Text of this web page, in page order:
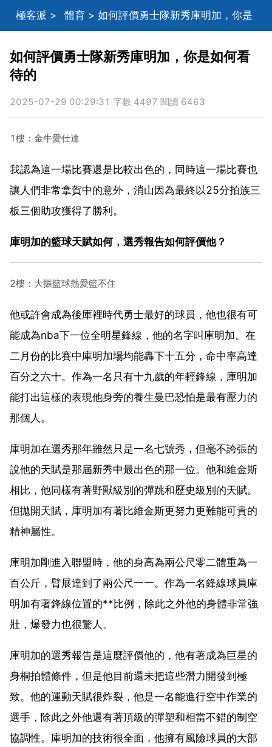
極客派 > 體育 > 如何評價勇士隊新秀庫明加，你是
如何評價勇士隊新秀庫明加，你是如何看
待的
2025-07-29 00:29:31 字數 4497 閱讀 6463
1樓：金牛愛仕達
我認為這一場比賽還是比較出色的，同時這一場比賽也
讓人們非常拿賀中的意外，消山因為最終以25分拍族三
板三個助攻獲得了勝利。
庫明加的籃球天賦如何，選秀報告如何評價他？
2樓：大振籃球熱愛籃不住
他或許會成為後庫裡時代勇士最好的球員，他也很有可
能成為nba下一位全明星鋒線，他的名字叫庫明加。在
二月份的比賽中庫明加場均能轟下十五分，命中率高達
百分之六十。作為一名只有十九歲的年輕鋒線，庫明加
能打出這樣的表現他身旁的養生曼巴恐怕是最有壓力的
那個人。
庫明加在選秀那年雖然只是一名七號秀，但毫不誇張的
說他的天賦是那屆新秀中最出色的那一位。他和維金斯
相比，他同樣有著野獸級別的彈跳和歷史級別的天賦。
但拋開天賦，庫明加有著比維金斯更努力更難能可貴的
精神屬性。
庫明加剛進入聯盟時，他的身高為兩公尺零二體重為一
百公斤，臂展達到了兩公尺一一。作為一名鋒線球員庫
明加有著鋒線位置的**比例，除此之外他的身體非常強
壯，爆發力也很驚人。
庫明加的選秀報告是這麼評價他的，他有著成為巨星的
身桐拍體條件，但是他目前還未把這些潛力開發到極
致。他的運動天賦很炸裂，他是一名能進行空中作業的
選手，除此之外他還有著頂級的彈塑和相當不錯的制空
協調性。庫明加的技術很全面，他擁有風險球員的大部